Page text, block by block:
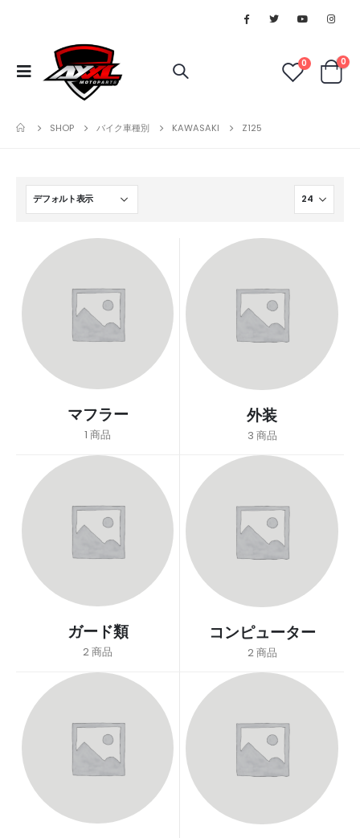
0 0
SHOP バイク車種別 KAWASAKI Z125
マフラー
1 商品
外装
3 商品
ガード類
2商品
コンピューター
2商品